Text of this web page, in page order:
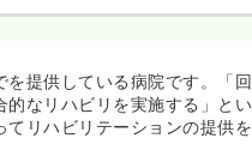
を提供している病院です。「
的なリハビリを実施する」と
てリハビリテーションの提供